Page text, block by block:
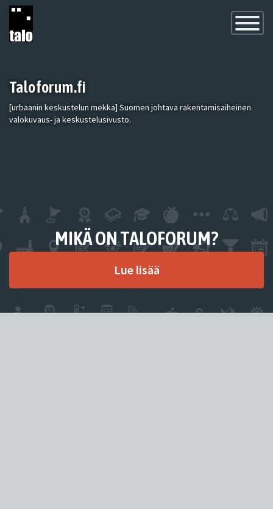
Toggle
Taloforum.fi
[urbaanin keskustelun mekka] Suomen johtava rakentamisaiheinen
valokuvaus- ja keskustelusivusto.
MIKÄ ON TALOFORUM?
Lue lisää